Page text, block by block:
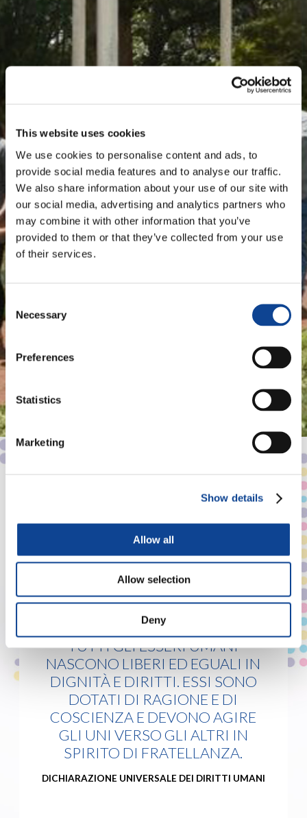
This website uses cookies
We use cookies to personalise content and ads, to
provide social media features and to analyse our traffic.
We also share information about your use of our site with
our social media, advertising and analytics partners who
may combine it with other information that you’ve
provided to them or that they’ve collected from your use
of their services.
Selection
Necessary
Preferences
Statistics
Marketing
Show details
Allow all
Allow selection
Deny
TUTTI GLI ESSERI UMANI
NASCONO LIBERI ED EGUALI IN
DIGNITÀ E DIRITTI. ESSI SONO
DOTATI DI RAGIONE E DI
COSCIENZA E DEVONO AGIRE
GLI UNI VERSO GLI ALTRI IN
SPIRITO DI FRATELLANZA.
DICHIARAZIONE UNIVERSALE DEI DIRITTI UMANI